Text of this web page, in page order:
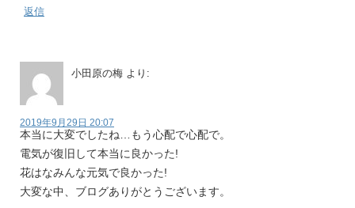
返信
小田原の梅 より:
2019年9月29日 20:07
本当に大変でしたね…もう心配で心配で。
電気が復旧して本当に良かった!
花はなみんな元気で良かった!
大変な中、ブログありがとうございます。